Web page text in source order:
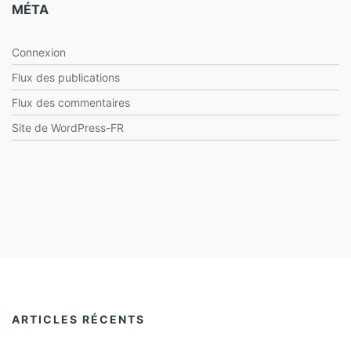
MÉTA
Connexion
Flux des publications
Flux des commentaires
Site de WordPress-FR
ARTICLES RÉCENTS